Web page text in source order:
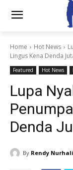
Home Hot News
Lingus Kena Denda
Featured Hot News
Lupa
Denda
By Rendy